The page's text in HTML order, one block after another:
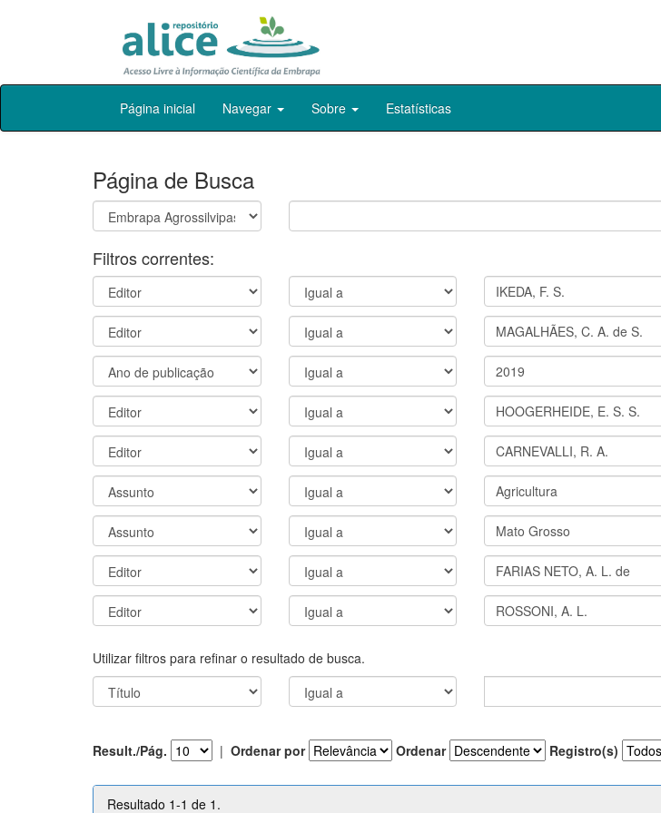
Skip
Página inicial Navegar Sobre Estatísticas
Página de Busca
Filtros correntes:
Utilizar filtros para refinar o resultado de busca.
Result./Pág. | Ordenar por Ordenar Registro(s)
Resultado 1-1 de 1.